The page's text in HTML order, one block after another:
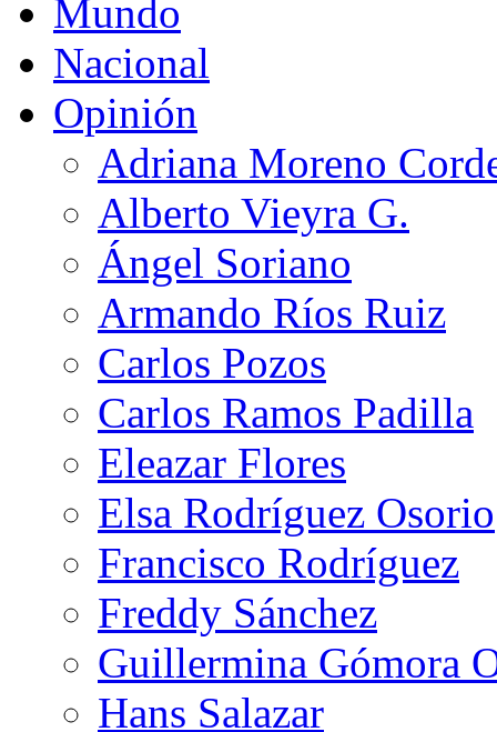
Mundo
Nacional
Opinión
Adriana Moreno
Alberto Vieyra G.
Ángel Soriano
Armando Ríos Ruiz
Carlos Pozos
Carlos Ramos Padilla
Eleazar Flores
Elsa Rodríguez Osorio
Francisco Rodríguez
Freddy Sánchez
Guillermina Gómora
Hans Salazar